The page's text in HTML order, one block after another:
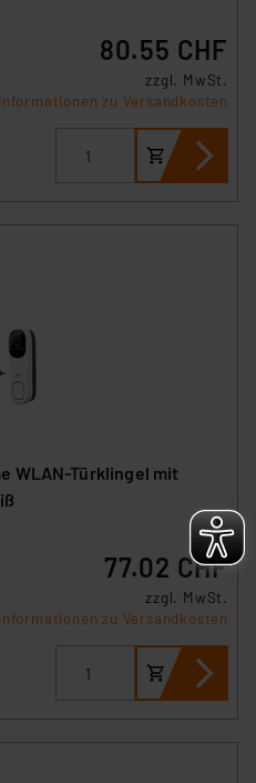
80.55 CHF
zzgl. MwSt.
Informationen zu Versandkosten
WLAN-Türklingel mit
77.02 CHF
zzgl. MwSt.
Informationen zu Versandkosten